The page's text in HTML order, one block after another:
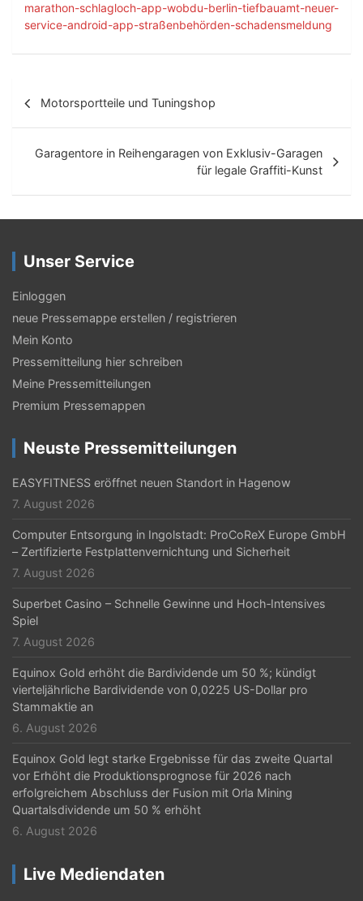
marathon-schlagloch-app-wobdu-berlin-tiefbauamt-neuer-
service-android-app-straßenbehörden-schadensmeldung
r
g
s
-
N
a
v
g
a
t
i
o
Motorsportteile und Tuningshop
Garagentore in Reihengaragen von Exklusiv-Garagen
für legale Graffiti-Kunst
Unser Service
Einloggen
neue Pressemappe erstellen / registrieren
Mein Konto
Pressemitteilung hier schreiben
Meine Pressemitteilungen
Premium Pressemappen
Neuste Pressemitteilungen
EASYFITNESS eröffnet neuen Standort in Hagenow
7. August 2026
Computer Entsorgung in Ingolstadt: ProCoReX Europe GmbH
– Zertifizierte Festplattenvernichtung und Sicherheit
7. August 2026
Superbet Casino – Schnelle Gewinne und Hoch‑Intensives
Spiel
7. August 2026
Equinox Gold erhöht die Bardividende um 50 %; kündigt
vierteljährliche Bardividende von 0,0225 US-Dollar pro
Stammaktie an
6. August 2026
Equinox Gold legt starke Ergebnisse für das zweite Quartal
vor Erhöht die Produktionsprognose für 2026 nach
erfolgreichem Abschluss der Fusion mit Orla Mining
Quartalsdividende um 50 % erhöht
6. August 2026
Live Mediendaten